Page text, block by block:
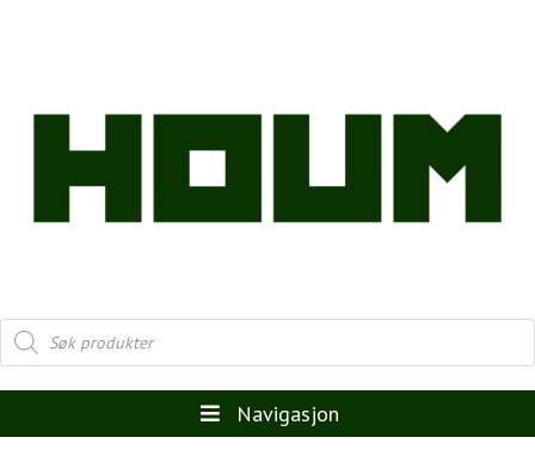
Products
search
Navigasjon